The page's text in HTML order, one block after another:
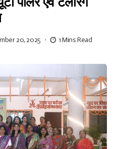
20, 2025
1 Mins Read